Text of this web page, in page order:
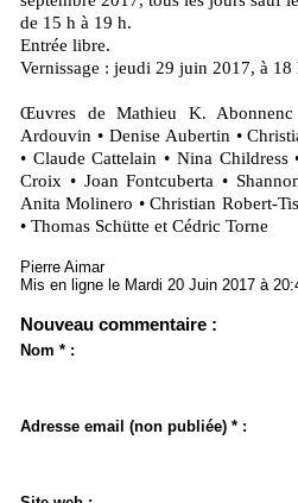
de 15 h à 19 h.
Entrée libre.
Vernissage : jeudi 29 juin 2017, à 18
Œuvres de Mathieu K.
Ardouvin • Denise Aubertin •
• Claude Cattelain • Nina Childress
Croix • Joan Fontcuberta •
Anita Molinero • Christian Robert-
• Thomas Schütte et Cédric Torne
Pierre Aimar
Mis en ligne le Mardi 20 Juin 2017 à
Nouveau commentaire :
Nom * :
Adresse email (non publiée) * :